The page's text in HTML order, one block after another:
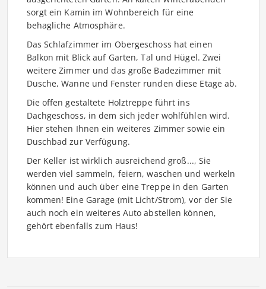
sorgt ein Kamin im Wohnbereich für eine
behagliche Atmosphäre.
Das Schlafzimmer im Obergeschoss hat einen
Balkon mit Blick auf Garten, Tal und Hügel. Zwei
weitere Zimmer und das große Badezimmer mit
Dusche, Wanne und Fenster runden diese Etage ab.
Die offen gestaltete Holztreppe führt ins
Dachgeschoss, in dem sich jeder wohlfühlen wird.
Hier stehen Ihnen ein weiteres Zimmer sowie ein
Duschbad zur Verfügung.
Der Keller ist wirklich ausreichend groß..., Sie
werden viel sammeln, feiern, waschen und werkeln
können und auch über eine Treppe in den Garten
kommen! Eine Garage (mit Licht/Strom), vor der Sie
auch noch ein weiteres Auto abstellen können,
gehört ebenfalls zum Haus!